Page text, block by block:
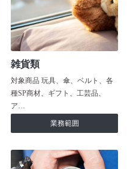
雑貨類
対象商品 玩具、傘、ベルト、各
種SP商材、ギフト、工芸品、
ア…
業務範囲